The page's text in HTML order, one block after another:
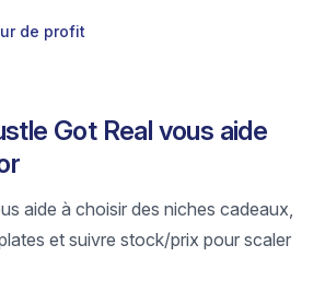
de profit
Got Real vous aide
aide à choisir des niches cadeaux,
et suivre stock/prix pour scaler